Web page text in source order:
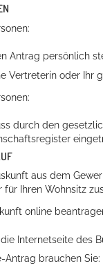
bietet den
Antrag persönlich
Vertreterin oder Ihr
durch den
aus dem
für Ihren Wohnsitz
online
Internetseite des
Antrag brauchen Sie: